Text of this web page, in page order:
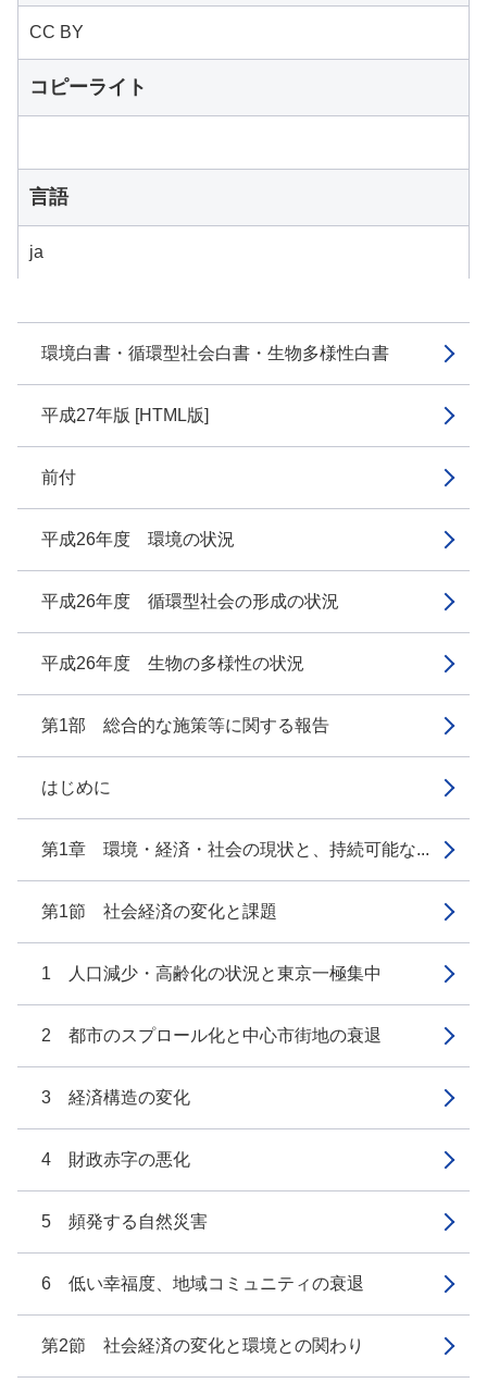
環境白書・循環型社会白書・生物多様性白書
平成27年版 [HTML版]
前付
平成26年度 環境の状況
平成26年度 循環型社会の形成の状況
平成26年度 生物の多様性の状況
第1部 総合的な施策等に関する報告
はじめに
第1章 環境・経済・社会の現状と、持続可能な...
第1節 社会経済の変化と課題
1 人口減少・高齢化の状況と東京一極集中
2 都市のスプロール化と中心市街地の衰退
3 経済構造の変化
4 財政赤字の悪化
5 頻発する自然災害
6 低い幸福度、地域コミュニティの衰退
第2節 社会経済の変化と環境との関わり
CC BY
コピーライト
言語
ja